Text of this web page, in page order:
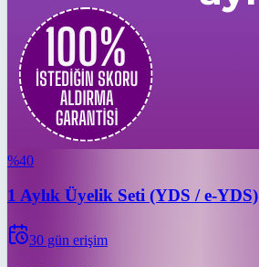
%40
1 Aylık Üyelik Seti (YDS / e-YDS)
30 gün erişim